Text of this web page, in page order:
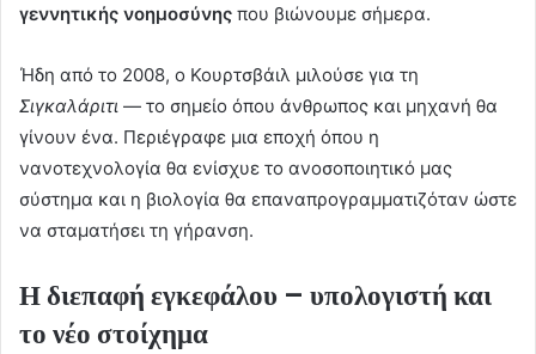
γεννητικής νοημοσύνης που βιώνουμε σήμερα.
Ήδη από το 2008, ο Κουρτσβάιλ μιλούσε για τη
Σιγκαλάριτι — το σημείο όπου άνθρωπος και μηχανή θα
γίνουν ένα. Περιέγραφε μια εποχή όπου η
νανοτεχνολογία θα ενίσχυε το ανοσοποιητικό μας
σύστημα και η βιολογία θα επαναπρογραμματιζόταν ώστε
να σταματήσει τη γήρανση.
Η διεπαφή εγκεφάλου – υπολογιστή και
το νέο στοίχημα